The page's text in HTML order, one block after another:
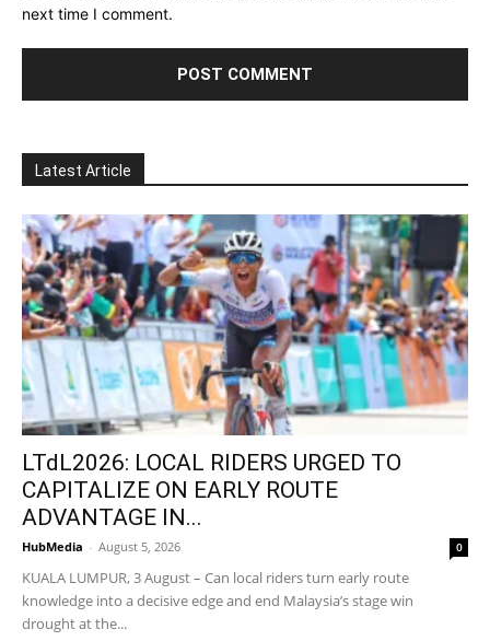
next time I comment.
Latest Article
LTdL2026: LOCAL RIDERS URGED TO
CAPITALIZE ON EARLY ROUTE
ADVANTAGE IN...
HubMedia - August 5, 2026 0
KUALA LUMPUR, 3 August – Can local riders turn early route
knowledge into a decisive edge and end Malaysia’s stage win
drought at the...